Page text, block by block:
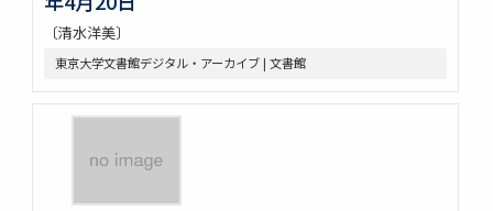
〔清水洋美〕
東京大学文書館デジタル・アーカイブ | 文書館